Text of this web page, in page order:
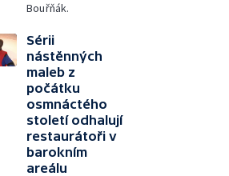
Bouřňák.
Sérii
nástěnných
maleb z
počátku
osmnáctého
století odhalují
restaurátoři v
barokním
areálu